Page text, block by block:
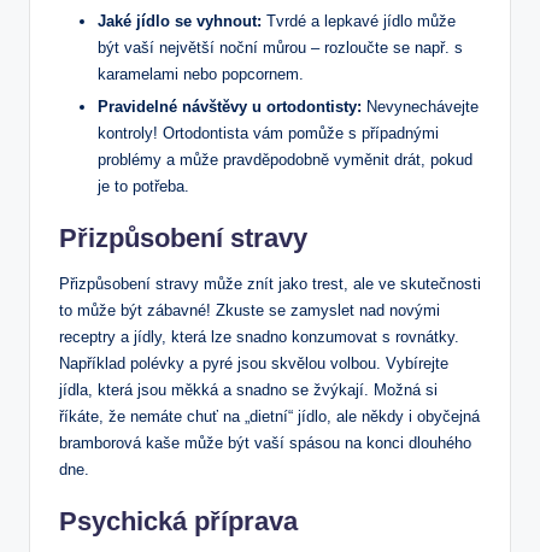
Jaké jídlo se vyhnout: Tvrdé a lepkavé jídlo může
být vaší největší noční můrou – rozloučte se např. s
karamelami nebo popcornem.
Pravidelné návštěvy u ortodontisty: Nevynechávejte
kontroly! Ortodontista vám pomůže s případnými
problémy a může pravděpodobně vyměnit drát, pokud
je to potřeba.
Přizpůsobení stravy
Přizpůsobení stravy může znít jako trest, ale ve skutečnosti
to může být zábavné! Zkuste se zamyslet nad novými
receptry a jídly, která lze snadno konzumovat s rovnátky.
Například polévky a pyré jsou skvělou volbou. Vybírejte
jídla, která jsou měkká a snadno se žvýkají. Možná si
říkáte, že nemáte chuť na „dietní“ jídlo, ale někdy i obyčejná
bramborová kaše může být vaší spásou na konci dlouhého
dne.
Psychická příprava